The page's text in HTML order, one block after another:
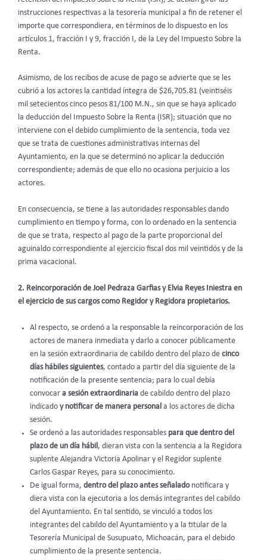
instrucciones respectivas a la tesorería municipal a fin de retener el
importe que correspondiera, en términos de lo dispuesto en los
artículos 1, fracción I y 9, fracción I, de la Ley del Impuesto Sobre la
Renta.
Asimismo, de los recibos de acuse de pago se advierte que se les
cubrió a los actores la cantidad íntegra de $26,705.81 (veintiséis
mil setecientos cinco pesos 81/100 M.N., sin que se haya aplicado
la deducción del Impuesto Sobre la Renta (ISR); situación que no
interviene con el debido cumplimiento de la sentencia, toda vez
que se trata de cuestiones administrativas internas del
Ayuntamiento, en la que se determinó no aplicar la deducción
correspondiente; además de que ello no ocasiona perjuicio a los
actores.
En consecuencia, se tiene a las autoridades responsables dando
cumplimiento en tiempo y forma, con lo ordenado en la sentencia
de que se trata, respecto al pago de la parte proporcional del
aguinaldo correspondiente al ejercicio fiscal dos mil veintidós y de la
prima vacacional.
2. Reincorporación de Joel Pedraza Garfias y Elvia Reyes Iniestra en
el ejercicio de sus cargos como Regidor y Regidora propietarios.
Al respecto, se ordenó a la responsable la reincorporación de los
actores de manera inmediata y darlo a conocer públicamente
en la sesión extraordinaria de cabildo dentro del plazo de cinco
días hábiles siguientes, contado a partir del día siguiente de la
notificación de la presente sentencia; para lo cual debía
convocar a sesión extraordinaria de cabildo dentro del plazo
indicado y notificar de manera personal a los actores de dicha
sesión.
Se ordenó a las autoridades responsables para que dentro del
plazo de un día hábil , dieran vista con la sentencia a la Regidora
suplente Alejandra Victoria Apolinar y el Regidor suplente
Carlos Gaspar Reyes, para su conocimiento.
De igual forma, dentro del plazo antes señaladonotificara y
diera vista con la ejecutoria a los demás integrantes del cabildo
del Ayuntamiento. En tal sentido, se vinculó a todos los
integrantes del cabildo del Ayuntamiento y a la titular de la
Tesorería Municipal de Susupuato, Michoacán, para el debido
cumplimiento de la presente sentencia.